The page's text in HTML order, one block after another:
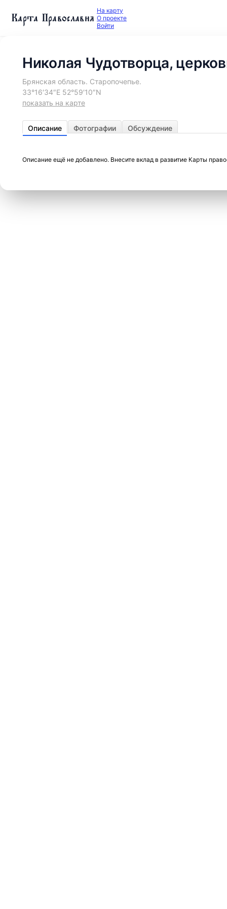
Карта Православия На карту
О проекте
Войти
Николая Чудотворца,
Брянская область. Старопочепье.
33°16′34″E 52°59′10″N
показать на карте
Описание Фотографии Обсуждение
Описание ещё не добавлено. Внесите вклад в развитие Карты